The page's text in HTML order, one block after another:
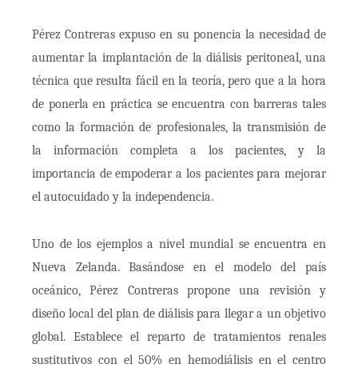
Pérez Contreras expuso en su ponencia la necesidad de
aumentar la implantación de la diálisis peritoneal, una
técnica que resulta fácil en la teoría, pero que a la hora
de ponerla en práctica se encuentra con barreras tales
como la formación de profesionales, la transmisión de
la información completa a los pacientes, y la
importancia de empoderar a los pacientes para mejorar
el autocuidado y la independencia.
Uno de los ejemplos a nivel mundial se encuentra en
Nueva Zelanda. Basándose en el modelo del país
oceánico, Pérez Contreras propone una revisión y
diseño local del plan de diálisis para llegar a un objetivo
global. Establece el reparto de tratamientos renales
sustitutivos con el 50% en hemodiálisis en el centro